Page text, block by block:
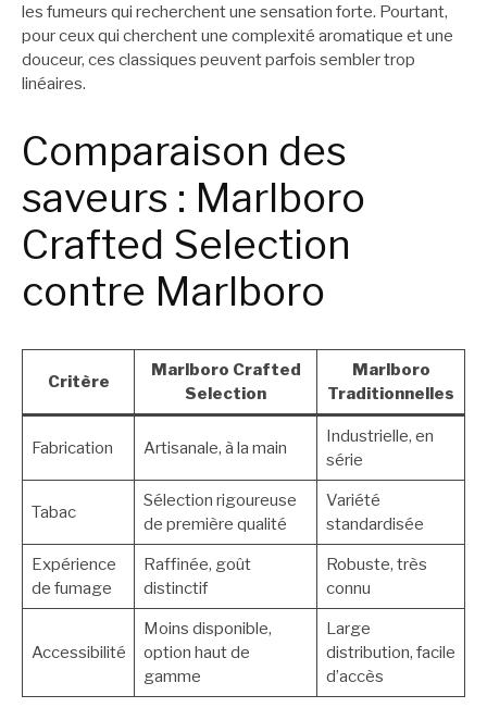
les fumeurs qui recherchent une sensation forte. Pourtant,
pour ceux qui cherchent une complexité aromatique et une
douceur, ces classiques peuvent parfois sembler trop
linéaires.
Comparaison des
saveurs : Marlboro
Crafted Selection
contre Marlboro
Critère
Marlboro Crafted
Selection
Marlboro
Traditionnelles
Fabrication Artisanale, à la main
Industrielle, en
série
Tabac
Sélection rigoureuse
de première qualité
Variété
standardisée
Expérience
de fumage
Raffinée, goût
distinctif
Robuste, très
connu
Accessibilité
Moins disponible,
option haut de
gamme
Large
distribution, facile
d’accès